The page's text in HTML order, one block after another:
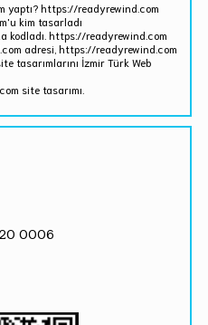
yaptı? https://readyrewind.com
kim tasarladı
kodladı. https://readyrewind.com
adresi, https://readyrewind.com
tasarımlarını İzmir Türk Web
site tasarımı.
0006